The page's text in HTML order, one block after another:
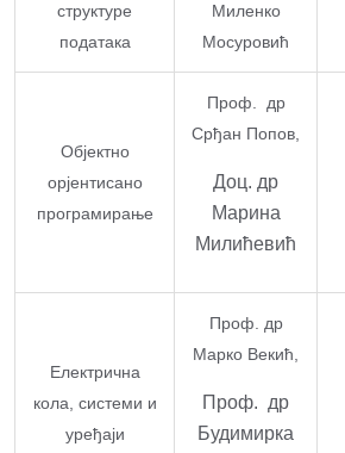
структуре
података
Миленко
Мосуровић
Објектно
орјентисано
програмирање
Проф. др
Срђан Попов,
Доц. др
Марина
Милићевић
Електрична
кола, системи и
уређаји
Проф. др
Марко Векић,
Проф. др
Будимирка